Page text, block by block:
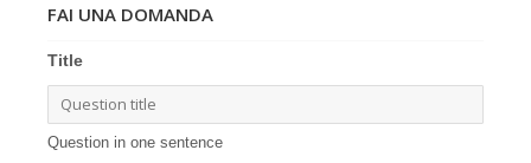
FAI UNA DOMANDA
Title
Question in one sentence